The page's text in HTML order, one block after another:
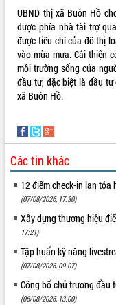
UBND thị xã Buôn Hồ
được phía nhà tài trợ
được tiêu chí của đô thị
vào mùa mưa. Cải thiện
môi trường sống của
đầu tư, đặc biệt là đầu
xã Buôn Hồ.
Các tin khác
12 điểm check-in lan tỏa
(07/08/2026, 17:30)
Xây dựng thương hiệu
17:21)
Tập huấn kỹ năng
(07/08/2026, 09:07)
Công bố chủ trương đầu
(06/08/2026, 13:00)